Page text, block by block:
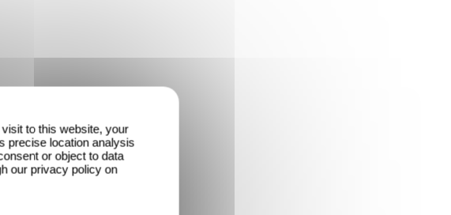
to this website, your
precise location analysis
or object to data
our privacy policy on